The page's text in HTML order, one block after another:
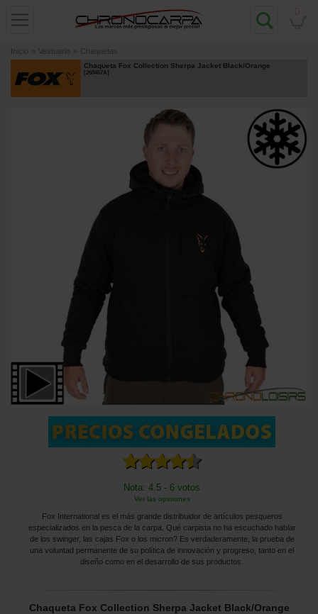
Inicio » Vestuario » Chaquetas
Chaqueta Fox Collection Sherpa Jacket Black/Orange
[268467A]
Nota: 4.5 - 6 votos
Ver las opiniones
Fox International es el más grande distribuidor de artículos pesqueros
especializados en la pesca de la carpa. Qué carpista no ha escuchado hablar
de los swinger, las cajas Fox o los micron? Es verdaderamente, la prueba de
una voluntad permanente de su política de innovación y progreso, tanto en el
diseño como en el desarrollo de sus productos.
Chaqueta Fox Collection Sherpa Jacket Black/Orange